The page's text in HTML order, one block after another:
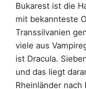
Bukarest ist die
mit bekannteste
Transsilvanien
viele aus
ist Dracula.
und das liegt
Rheinländer